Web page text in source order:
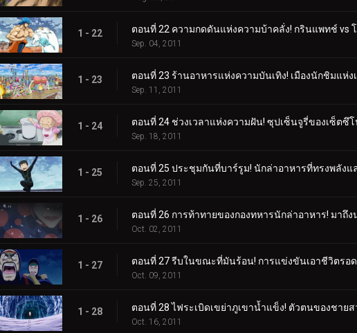
1 - 22 ตอนที่ 22 ความกดดันแห่งความบ้าคลั่ง! กรินแพทช์ vs
Sep. 04, 2011
1 - 23 ตอนที่ 23 ร้านอาหารแห่งความบันเทิง! เมืองนักชิมแห่ง
Sep. 11, 2011
1 - 24 ตอนที่ 24 ช่วงเวลาแห่งความฝัน! ซุปเซ็นจูรี่ของเซ็ตซึโ
Sep. 18, 2011
1 - 25 ตอนที่ 25 ประชุมกันที่บาร์รูม! นักล่าอาหารที่ทรงพลังแ
Sep. 25, 2011
1 - 26 ตอนที่ 26 การท้าทายของกองทหารนักล่าอาหาร! มาถึง
Oct. 02, 2011
1 - 27 ตอนที่ 27 รีบในขณะที่มันร้อน! การแข่งขันเอาชีวิตรอ
Oct. 09, 2011
1 - 28 ตอนที่ 28 ไฟระเบิดเขย่าภูเขาน้ำแข็ง! ตัวตนของชาย
Oct. 16, 2011